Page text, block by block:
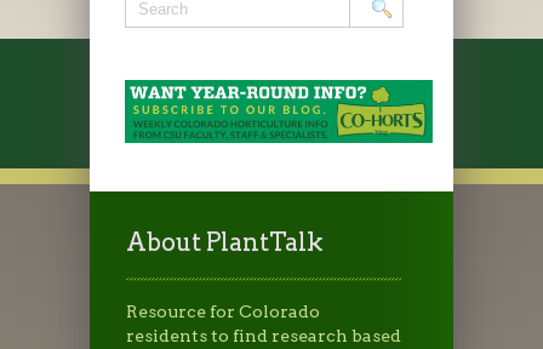
About PlantTalk
Resource for Colorado
residents to find research based